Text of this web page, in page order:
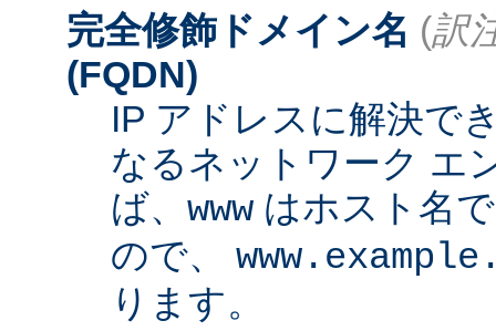
完全修飾ドメイン名 (訳
(FQDN)
IP アドレスに解決で
なるネットワーク エ
ば、 www はホスト名
ので、
ります。